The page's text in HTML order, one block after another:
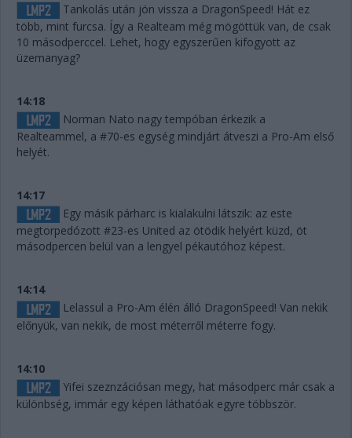
Tankolás után jön vissza a DragonSpeed! Hát ez
több, mint furcsa. Így a Realteam még mögöttük van, de csak
10 másodperccel. Lehet, hogy egyszerűen kifogyott az
üzemanyag?
14:18
Norman Nato nagy tempóban érkezik a
Realteammel, a #70-es egység mindjárt átveszi a Pro-Am első
helyét.
14:17
Egy másik párharc is kialakulni látszik: az este
megtorpedózott #23-es United az ötödik helyért küzd, öt
másodpercen belül van a lengyel pékautóhoz képest.
14:14
Lelassul a Pro-Am élén álló DragonSpeed! Van nekik
előnyük, van nekik, de most méterről méterre fogy.
14:10
Yifei szeznzációsan megy, hat másodperc már csak a
különbség, immár egy képen láthatóak egyre többször.